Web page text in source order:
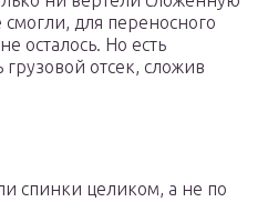
для переносного
осталось. Но есть
отсек, сложив
спинки целиком, а не по